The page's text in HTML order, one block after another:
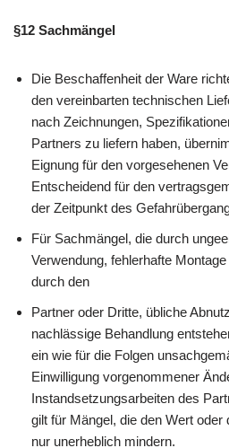
§12 Sachmängel
Die Beschaffenheit der Ware
den vereinbarten technischen
nach Zeichnungen,
Partners zu liefern haben,
Eignung für den vorgesehenen
Entscheidend für den
der Zeitpunkt des
Für Sachmängel, die durch
Verwendung, fehlerhafte
durch den
Partner oder Dritte, übliche
nachlässige Behandlung
ein wie für die Folgen
Einwilligung vorgenommener
Instandsetzungsarbeiten des
gilt für Mängel, die den Wert oder
nur unerheblich mindern.